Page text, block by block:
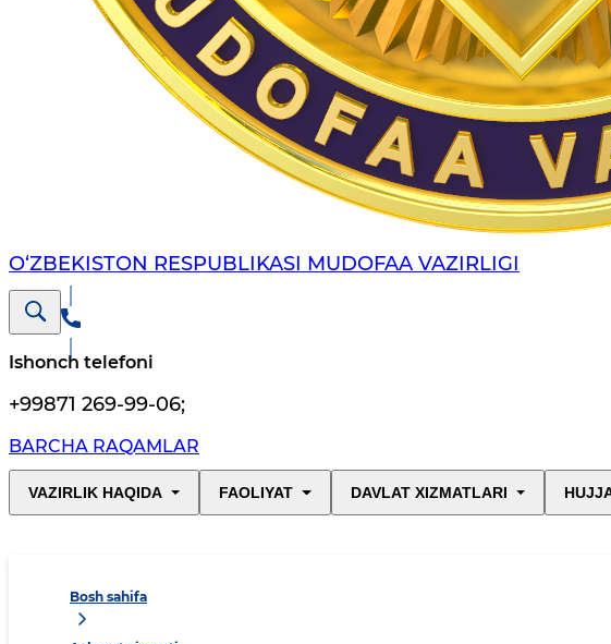
O‘ZBEKISTON RESPUBLIKASI MUDOFAA VAZIRLIGI
Ishonch telefoni
+99871 269-99-06;
BARCHA RAQAMLAR
VAZIRLIK HAQIDA FAOLIYAT DAVLAT XIZMATLARI
Bosh sahifa